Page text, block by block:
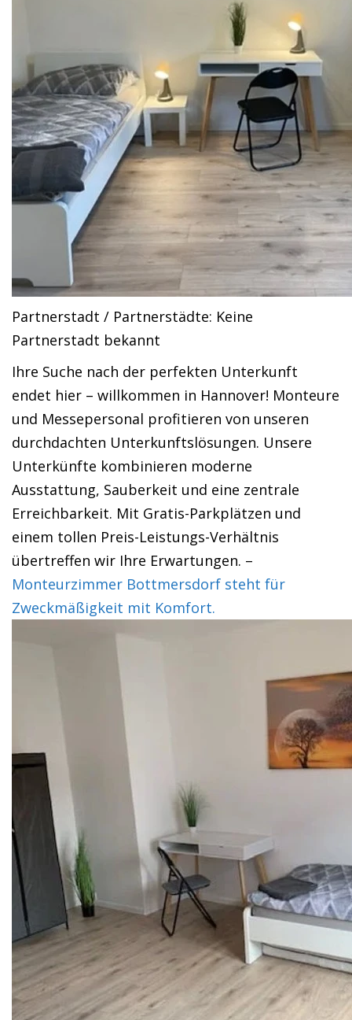
Partnerstadt / Partnerstädte: Keine
Partnerstadt bekannt
Ihre Suche nach der perfekten Unterkunft
endet hier – willkommen in Hannover! Monteure
und Messepersonal profitieren von unseren
durchdachten Unterkunftslösungen. Unsere
Unterkünfte kombinieren moderne
Ausstattung, Sauberkeit und eine zentrale
Erreichbarkeit. Mit Gratis-Parkplätzen und
einem tollen Preis-Leistungs-Verhältnis
übertreffen wir Ihre Erwartungen. –
Monteurzimmer Bottmersdorf steht für
Zweckmäßigkeit mit Komfort.